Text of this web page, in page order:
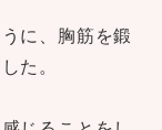
に、胸筋を鍛
た。